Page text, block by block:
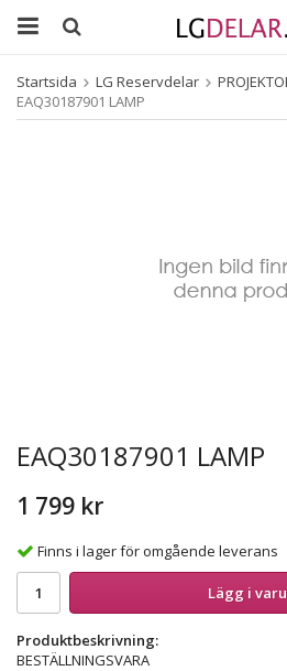
Startsida LG Reservdelar
EAQ30187901 LAMP
EAQ30187901 LAMP
1 799 kr
Finns i lager för omgående leverans
Lägg i
Produktbeskrivning:
BESTÄLLNINGSVARA